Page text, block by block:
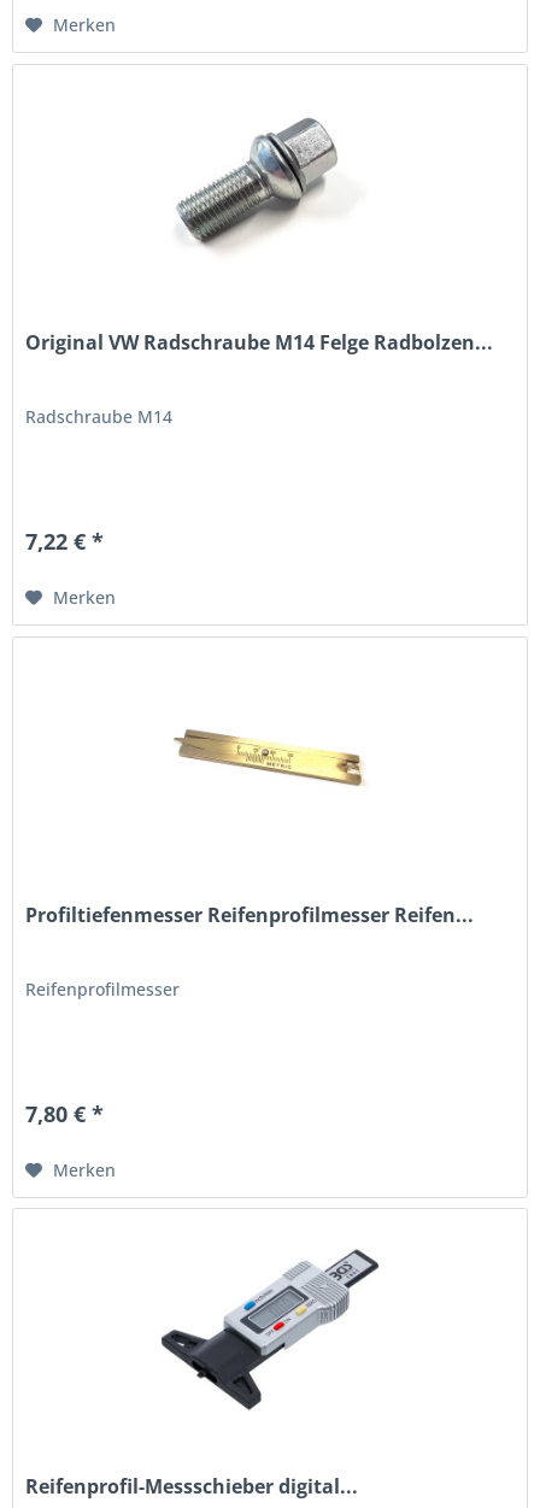
Merken
Original VW Radschraube M14 Felge Radbolzen...
Radschraube M14
7,22 € *
Merken
Profiltiefenmesser Reifenprofilmesser Reifen...
Reifenprofilmesser
7,80 € *
Merken
Reifenprofil-Messschieber digital...